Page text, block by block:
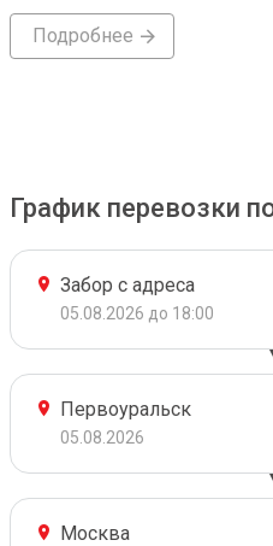
Подробнее
График перевозки
Забор с адреса
05.08.2026 до 18:00
Первоуральск
05.08.2026
Москва